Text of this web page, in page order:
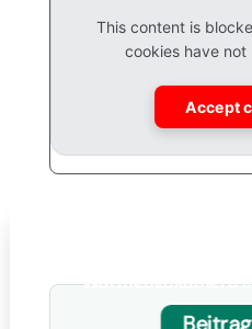
This content is
cookies have
Accept
Wärmebildkamera